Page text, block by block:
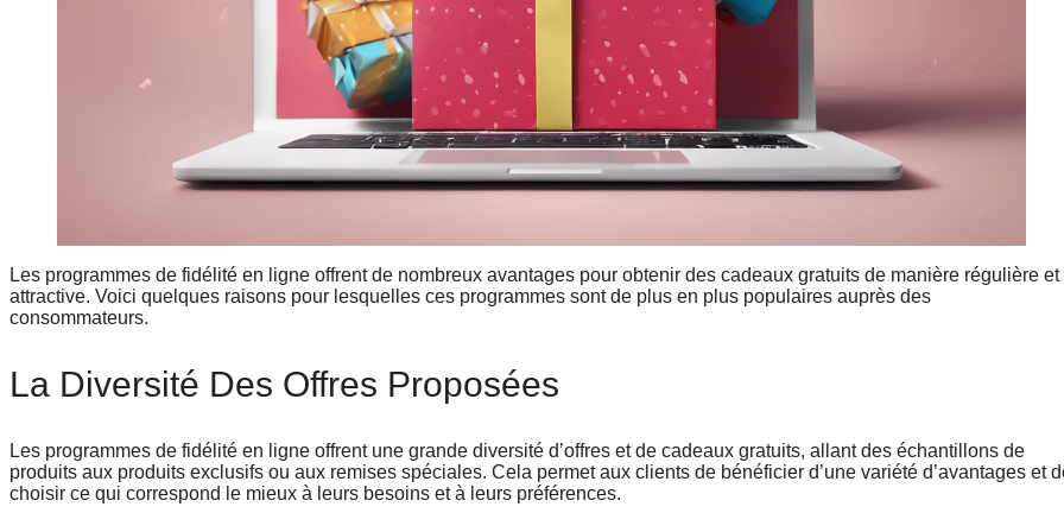
Les programmes de fidélité en ligne offrent de nombreux avantages pour obtenir des cadeaux gratuits de manière régulière et
attractive. Voici quelques raisons pour lesquelles ces programmes sont de plus en plus populaires auprès des
consommateurs.
La Diversité Des Offres Proposées
Les programmes de fidélité en ligne offrent une grande diversité d’offres et de cadeaux gratuits, allant des échantillons de
produits aux produits exclusifs ou aux remises spéciales. Cela permet aux clients de bénéficier d’une variété d’avantages et
choisir ce qui correspond le mieux à leurs besoins et à leurs préférences.